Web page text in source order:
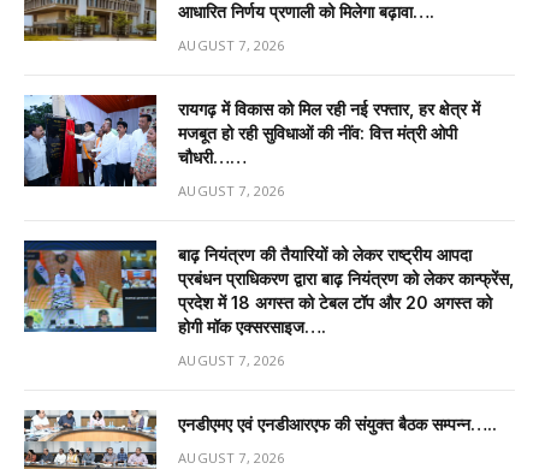
आधारित निर्णय प्रणाली को मिलेगा बढ़ावा….
AUGUST 7, 2026
रायगढ़ में विकास को मिल रही नई रफ्तार, हर क्षेत्र में
मजबूत हो रही सुविधाओं की नींव: वित्त मंत्री ओपी
चौधरी……
AUGUST 7, 2026
बाढ़ नियंत्रण की तैयारियों को लेकर राष्ट्रीय आपदा
प्रबंधन प्राधिकरण द्वारा बाढ़ नियंत्रण को लेकर कान्फ्रेंस,
प्रदेश में 18 अगस्त को टेबल टॉप और 20 अगस्त को
होगी मॉक एक्सरसाइज….
AUGUST 7, 2026
एनडीएमए एवं एनडीआरएफ की संयुक्त बैठक सम्पन्न…..
AUGUST 7, 2026